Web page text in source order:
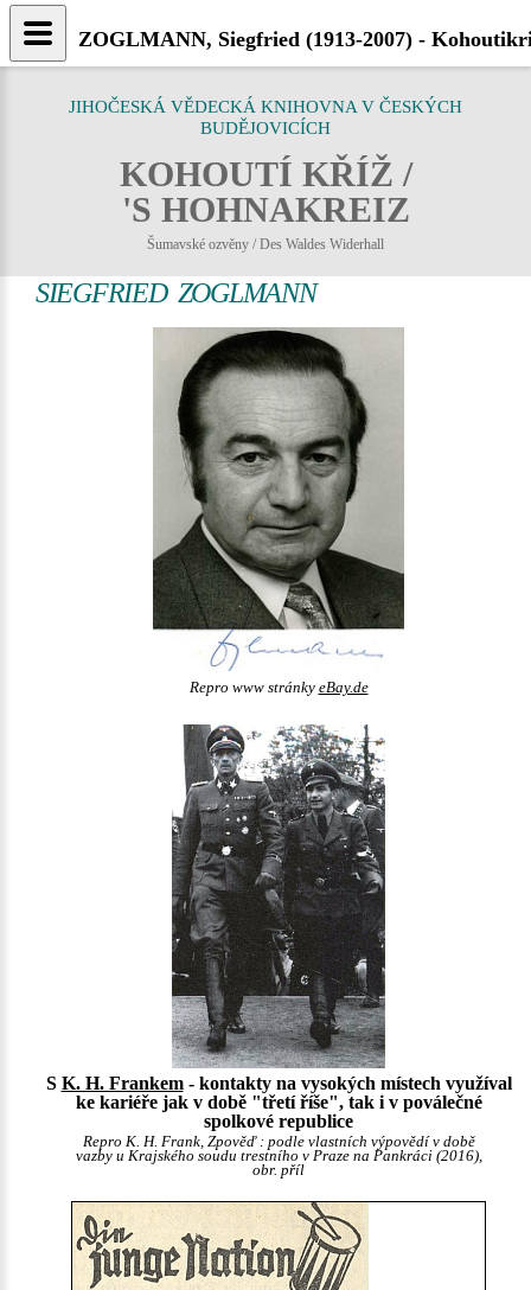
JIHOČESKÁ VĚDECKÁ KNIHOVNA V ČESKÝCH
BUDĚJOVICÍCH
KOHOUTÍ KŘÍŽ /
'S HOHNAKREIZ
Šumavské ozvěny / Des Waldes Widerhall
SIEGFRIED ZOGLMANN
Repro www stránky eBay.de
S K. H. Frankem- kontakty na vysokých místech využíval
ke kariéře jak v době "třetí říše", tak i v poválečné
spolkové republice
Repro K. H. Frank, Zpověď : podle vlastních výpovědí v době
vazby u Krajského soudu trestního v Praze na Pankráci (2016),
obr. příl
ZOGLMANN, Siegfried (1913-2007) -